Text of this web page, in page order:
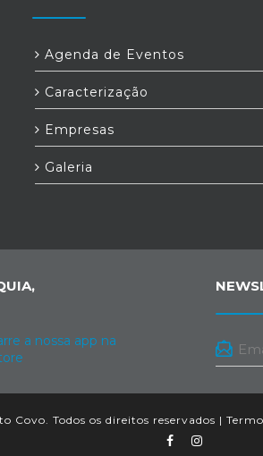
Agenda de Eventos
Caracterização
Empresas
Galeria
Covo. Todos os direitos reservados |